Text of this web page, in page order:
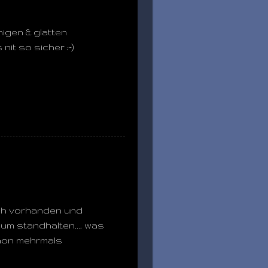
& glatten
nit so sicher ;-)
vorhanden und
standhalten..., was
mehrmals